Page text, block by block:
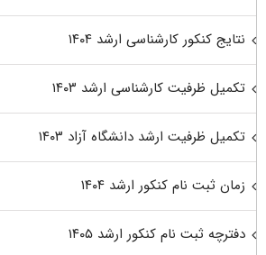
نتایج کنکور کارشناسی ارشد ۱۴۰۴
تکمیل ظرفیت کارشناسی ارشد ۱۴۰۳
تکمیل ظرفیت ارشد دانشگاه آزاد ۱۴۰۳
زمان ثبت نام کنکور ارشد ۱۴۰۴
دفترچه ثبت نام کنکور ارشد ۱۴۰۵